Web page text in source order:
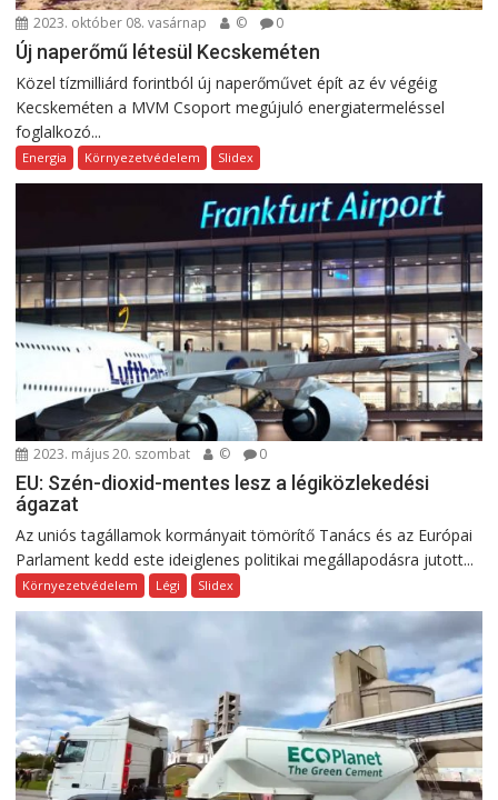
2023. október 08. vasárnap © 0
Új naperőmű létesül Kecskeméten
Közel tízmilliárd forintból új naperőművet épít az év végéig
Kecskeméten a MVM Csoport megújuló energiatermeléssel
foglalkozó...
Energia Környezetvédelem Slidex
2023. május 20. szombat © 0
EU: Szén-dioxid-mentes lesz a légiközlekedési
ágazat
Az uniós tagállamok kormányait tömörítő Tanács és az Európai
Parlament kedd este ideiglenes politikai megállapodásra jutott...
Környezetvédelem Légi Slidex